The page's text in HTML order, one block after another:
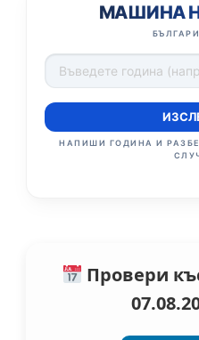
МАШИНА
НАПИШИ ГОДИНА И
Провери